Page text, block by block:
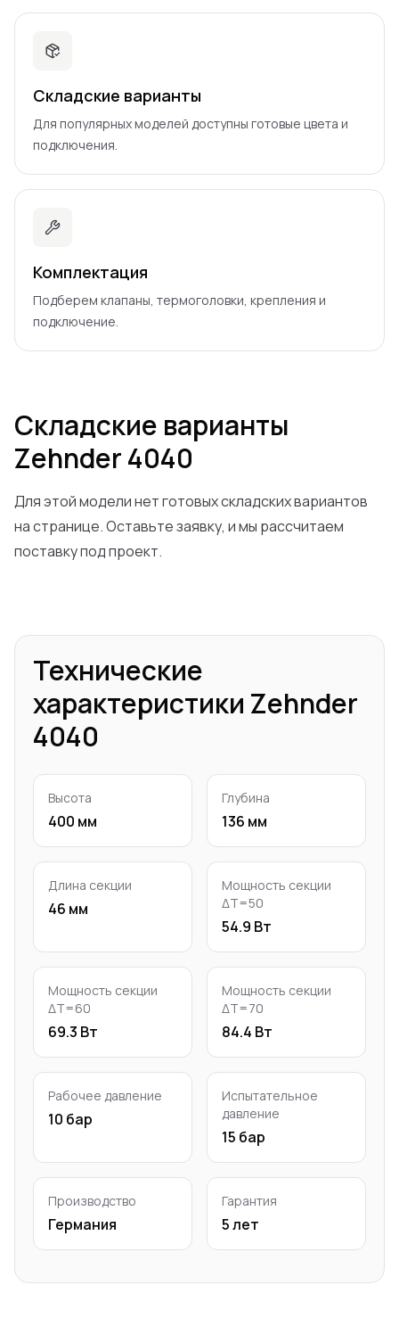
Складские варианты
Для популярных моделей доступны готовые цвета и
подключения.
Комплектация
Подберем клапаны, термоголовки, крепления и
подключение.
Складские варианты
Zehnder4040
Для этой модели нет готовых складских вариантов
на странице. Оставьте заявку, и мы рассчитаем
поставку под проект.
Технические
характеристики Zehnder
4040
Высота
400 мм
Глубина
136 мм
Длина секции
46 мм
Мощность секции
ΔT=50
54.9 Вт
Мощность секции
ΔT=60
69.3 Вт
Мощность секции
ΔT=70
84.4 Вт
Рабочее давление
10 бар
Испытательное
давление
15 бар
Производство
Германия
Гарантия
5 лет